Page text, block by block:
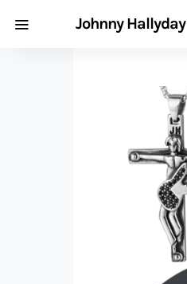
Johnny Hallyday